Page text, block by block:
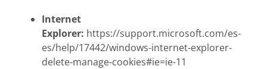
Internet
Explorer: https://support.microsoft.com/es-
es/help/17442/windows-internet-explorer-
delete-manage-cookies#ie=ie-11